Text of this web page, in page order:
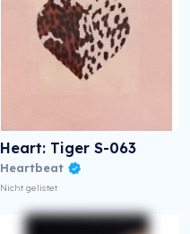
Heart: Tiger S-063
Heartbeat
Nicht gelistet